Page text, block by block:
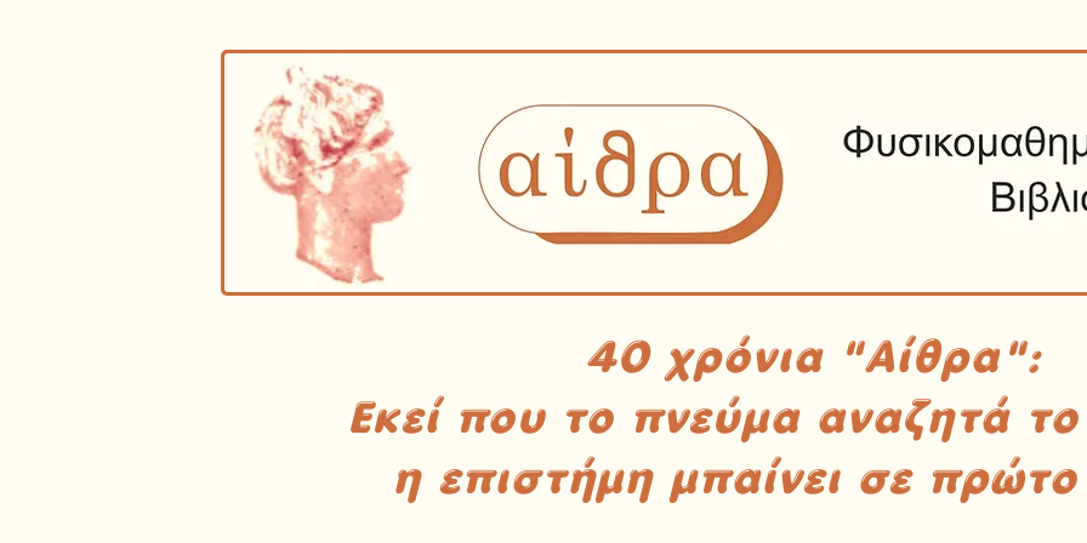
40 χρόνια "Αίθρα":
Εκεί που το πνεύμα αναζητά
η επιστήμη μπαίνει σε